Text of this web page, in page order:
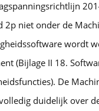
2p niet onder de
wordt
(Bijlage II 18.
De
duidelijk over